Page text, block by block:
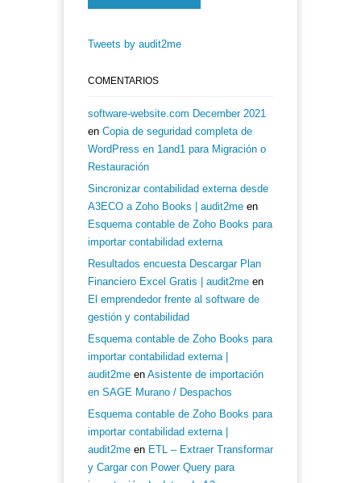
Tweets by audit2me
COMENTARIOS
software-website.com December 2021
en Copia de seguridad completa de
WordPress en 1and1 para Migración o
Restauración
Sincronizar contabilidad externa desde
A3ECO a Zoho Books | audit2me en
Esquema contable de Zoho Books para
importar contabilidad externa
Resultados encuesta Descargar Plan
Financiero Excel Gratis | audit2me en
El emprendedor frente al software de
gestión y contabilidad
Esquema contable de Zoho Books para
importar contabilidad externa |
audit2me en Asistente de importación
en SAGE Murano / Despachos
Esquema contable de Zoho Books para
importar contabilidad externa |
audit2me en ETL – Extraer Transformar
y Cargar con Power Query para